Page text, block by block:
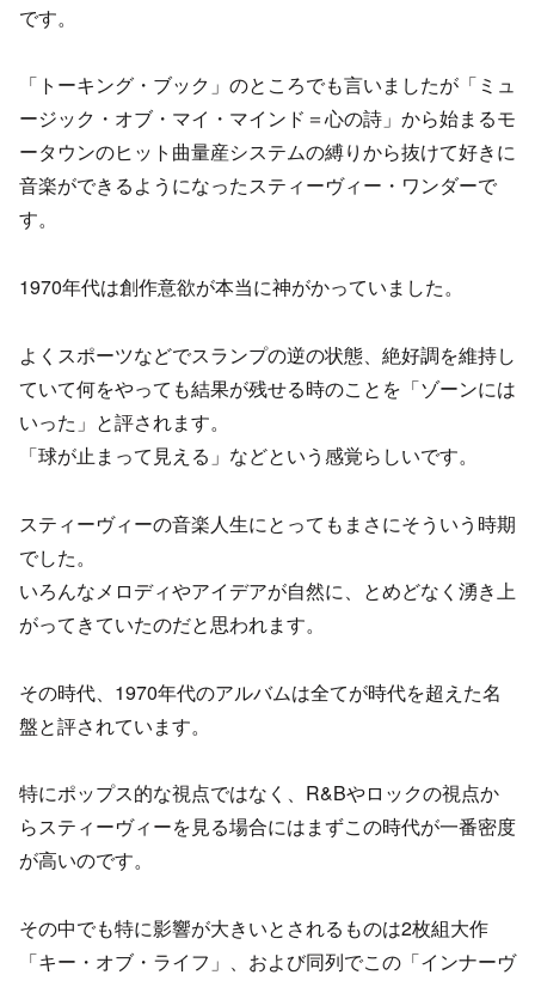
です。
「トーキング・ブック」のところでも言いましたが「ミュ
ージック・オブ・マイ・マインド＝心の詩」から始まるモ
ータウンのヒット曲量産システムの縛りから抜けて好きに
音楽ができるようになったスティーヴィー・ワンダーで
す。
1970年代は創作意欲が本当に神がかっていました。
よくスポーツなどでスランプの逆の状態、絶好調を維持し
ていて何をやっても結果が残せる時のことを「ゾーンには
いった」と評されます。
「球が止まって見える」などという感覚らしいです。
スティーヴィーの音楽人生にとってもまさにそういう時期
でした。
いろんなメロディやアイデアが自然に、とめどなく湧き上
がってきていたのだと思われます。
その時代、1970年代のアルバムは全てが時代を超えた名
盤と評されています。
特にポップス的な視点ではなく、R&Bやロックの視点か
らスティーヴィーを見る場合にはまずこの時代が一番密度
が高いのです。
その中でも特に影響が大きいとされるものは2枚組大作
「キー・オブ・ライフ」、および同列でこの「インナーヴ